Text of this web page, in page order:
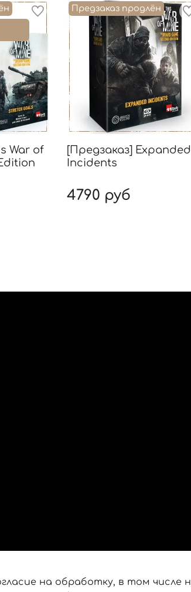
War of
Предзаказ продлён
[Предзаказ] Expanded
Incidents
4790 руб
на обработку, в том числе